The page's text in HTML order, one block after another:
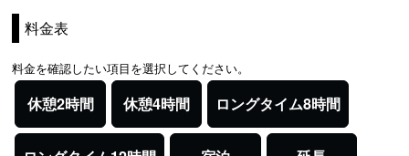
料金表
料金を確認したい項目を選択してください。
休憩2時間 休憩4時間 ロングタイム8時間